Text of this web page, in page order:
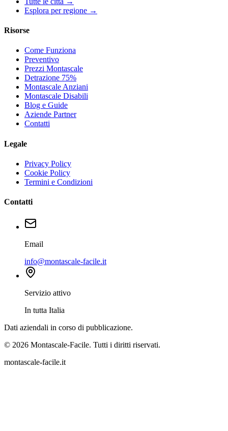
Esplora per regione →
Risorse
Come Funziona
Preventivo
Prezzi Montascale
Detrazione 75%
Montascale Anziani
Montascale Disabili
Blog e Guide
Aziende Partner
Contatti
Legale
Privacy Policy
Cookie Policy
Termini e Condizioni
Contatti
Email
info@montascale-facile.it
Servizio attivo
In tutta Italia
Dati aziendali in corso di pubblicazione.
© 2026 Montascale-Facile. Tutti i diritti riservati.
montascale-facile.it